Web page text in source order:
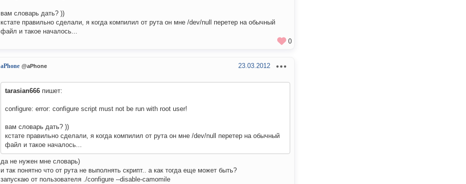
вам словарь дать? ))
кстате правильно сделали, я когда компилил от рута он мне /dev/null перетер на обычный
файл и такое началось...
0
aPhone @aPhone 23.03.2012
tarasian666 пишет:
configure: error: configure script must not be run with root user!
вам словарь дать? ))
кстате правильно сделали, я когда компилил от рута он мне /dev/null перетер на обычный
файл и такое началось...
да не нужен мне словарь)
и так понятно что от рута не выполнять скрипт.. а как тогда еще может быть?
запускаю от пользователя ./configure --disable-camomile